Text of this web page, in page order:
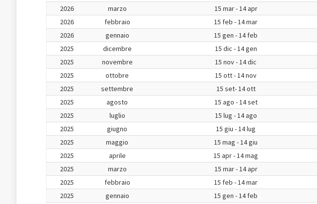
2026
marzo 15 mar - 14 apr
2026
febbraio 15 feb - 14 mar
2026
gennaio 15 gen - 14 feb
2025
dicembre 15 dic - 14 gen
2025
novembre 15 nov - 14 dic
2025
ottobre 15 ott - 14 nov
2025
settembre 15 set- 14 ott
2025
agosto 15 ago - 14 set
2025
luglio 15 lug - 14 ago
2025
giugno 15 giu - 14 lug
2025
maggio 15 mag - 14 giu
2025
aprile 15 apr - 14 mag
2025
marzo 15 mar - 14 apr
2025
febbraio 15 feb - 14 mar
2025
gennaio 15 gen - 14 feb